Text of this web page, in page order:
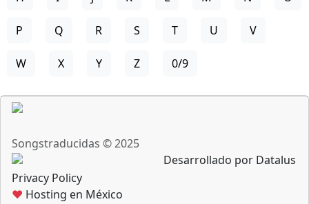
P Q R S T U V
W X Y Z 0/9
Songstraducidas © 2025
Desarrollado por Datalus
Privacy Policy
♥ Hosting en México